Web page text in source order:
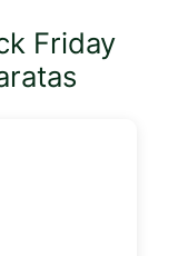
Friday